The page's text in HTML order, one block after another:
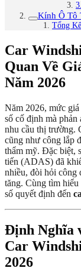
Kính Ô Tô
Tổng
Car
Quan Về
Năm 2026
Năm 2026, mức
số cố định mà phản
nhu cầu thị trường.
cũng như công lắp
thẩm mỹ. Đặc biệt,
tiến (ADAS) đã
nhiều, đòi hỏi công
tăng. Cùng tìm hiểu
số quyết định đến
Định Nghĩa
Car
2026